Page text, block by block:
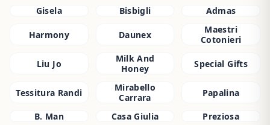
Gisela Bisbigli Admas
Harmony Daunex
Maestri
Cotonieri
Liu Jo
Milk And
Honey
Special Gifts
Tessitura Randi
Mirabello
Carrara
Papalina
B. Man Casa Giulia
Preziosa